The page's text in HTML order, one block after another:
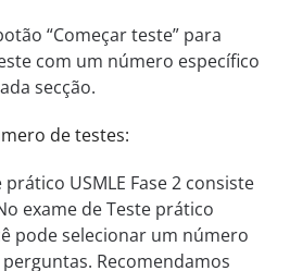
“Começar teste” para
com um número específico
secção.
de testes:
prático USMLE Fase 2 consiste
exame de Teste prático
pode selecionar um número
Recomendamos